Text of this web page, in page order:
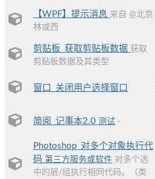
【WPF】提示消息 来自 @北京
林或西
剪贴板_获取剪贴板数据 获取
剪贴板数据及其类型
窗口_关闭用户选择窗口
简阅_记事本2.0 测试 -
Photoshop_对多个对象执行代
码 第三方服务或软件 对多个选
中的层/组执行相同代码。（类